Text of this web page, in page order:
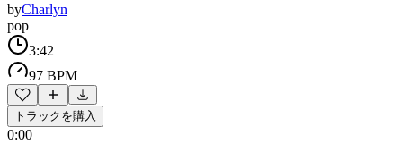
byCharlyn
pop
3:42
97 BPM
トラックを購入
0:00